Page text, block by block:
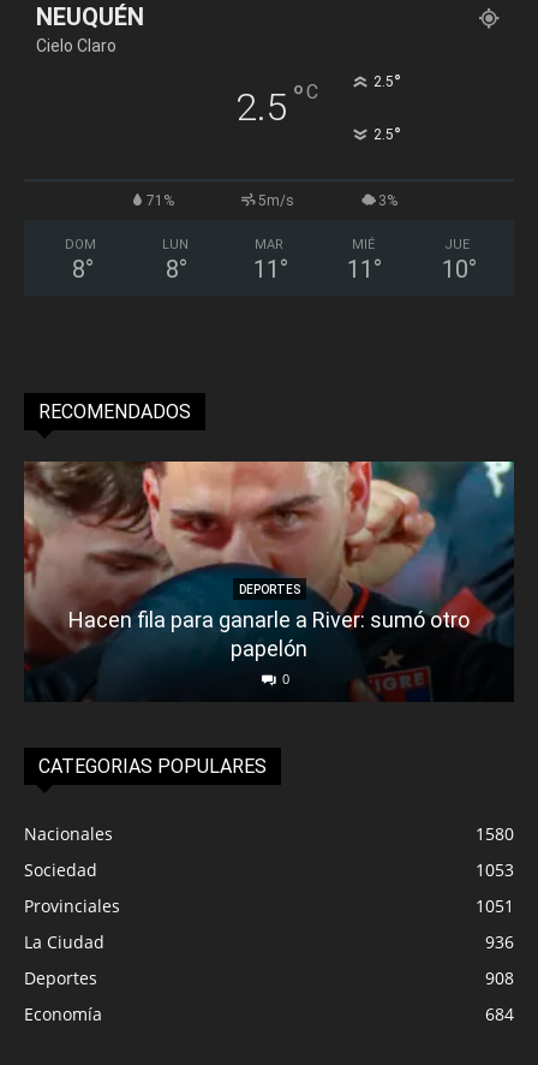
NEUQUÉN
Cielo Claro
2.5 °C 2.5°
2.5°
71% 5m/s 3%
DOM
8°
LUN
8°
MAR
11 °
MIÉ
11 °
JUE
10°
RECOMENDADOS
DEPORTES
Hacen fila para ganarle a River: sumó otro
papelón
0
CATEGORIAS POPULARES
Nacionales
1580
Sociedad
1053
Provinciales
1051
La Ciudad
936
Deportes
908
Economía
684